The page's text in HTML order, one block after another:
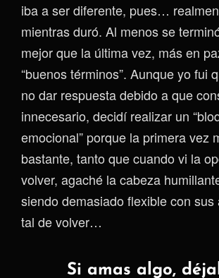
iba a ser diferente, pues…
mientras duró. Al menos se
mejor que la última vez, más en
“buenos términos”. Aunque yo fui
no dar respuesta debido a que
innecesario, decidí realizar un
emocional” porque la primera vez
bastante, tanto que cuando vi la
volver, agaché la cabeza
siendo demasiado flexible con sus
tal de volver…
Si amas algo,